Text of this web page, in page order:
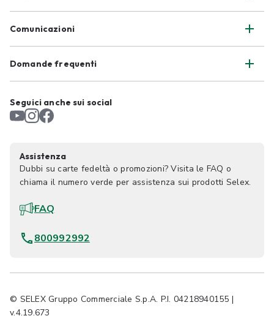
Comunicazioni
Domande frequenti
Seguici anche sui social
Assistenza
Dubbi su carte fedeltà o promozioni? Visita le FAQ o
chiama il numero verde per assistenza sui prodotti Selex.
FAQ
800992992
© SELEX Gruppo Commerciale S.p.A. P.I. 04218940155 |
v.4.19.673